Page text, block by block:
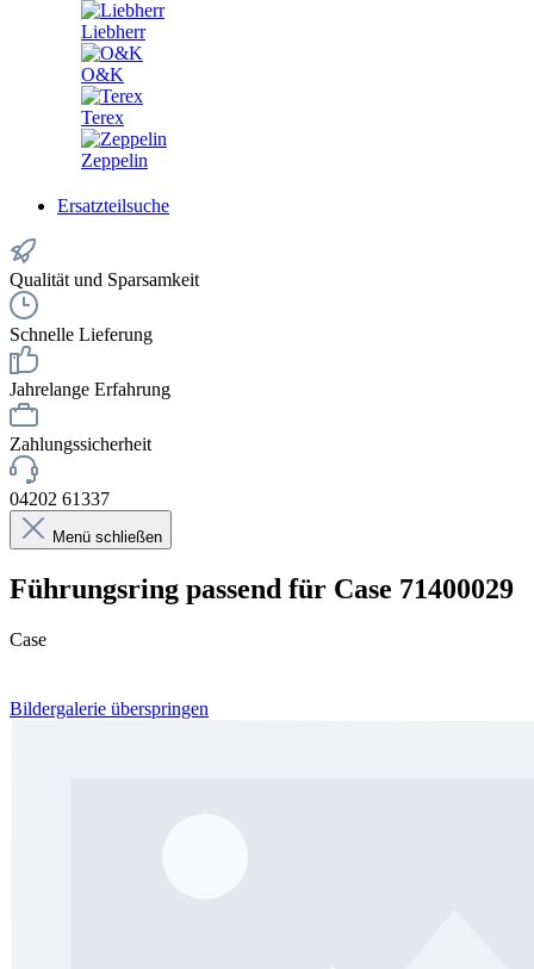
Liebherr
O&K
Terex
Zeppelin
Ersatzteilsuche
Qualität und Sparsamkeit
Schnelle Lieferung
Jahrelange Erfahrung
Zahlungssicherheit
04202 61337
Menü schließen
Führungsring passend für Case 71400029
Case
Bildergalerie überspringen